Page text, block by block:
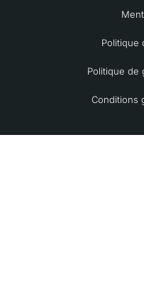
Politique
Politique de
Conditions